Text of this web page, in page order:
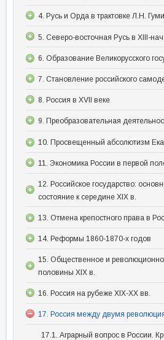
4. Русь и Орда в трактовке Л.Н.
5. Северо-восточная Русь в XIII-
6. Образование Великорусского
7. Становление российского
8. Россия в XVII веке
9. Преобразовательная
10. Просвещенный абсолютизм
11. Экономика России в первой
12. Российское государство:
состояние к середине XIX в.
13. Отмена крепостного права в
14. Реформы 1860-1870-х годов
15. Общественное и
половины XIX в.
16. Россия на рубеже XIX-XX вв.
17. Россия между двумя
17.1. Аграрный вопрос в России.